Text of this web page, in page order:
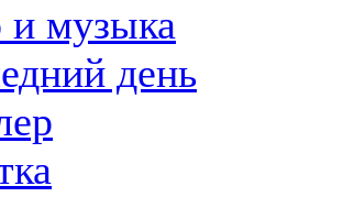
музыка
день